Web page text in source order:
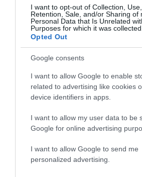
I want to opt-out of Collection, Use,
Retention, Sale, and/or Sharing of
Personal Data that Is Unrelated
Purposes for which it was collected.
Opted Out
Google consents
I want to allow Google to enable
related to advertising like cookies
device identifiers in apps.
I want to allow my user data to be
Google for online advertising
I want to allow Google to send me
personalized advertising.
nemében Magyarországon –
új szintre emeli a kényelmet.
kiemelkedő lokáció, hanem egy
hogy valaki tulajdonos legyen
épületben, amely generációk
fejlesztése iránti
hosszú távú értéket teremt